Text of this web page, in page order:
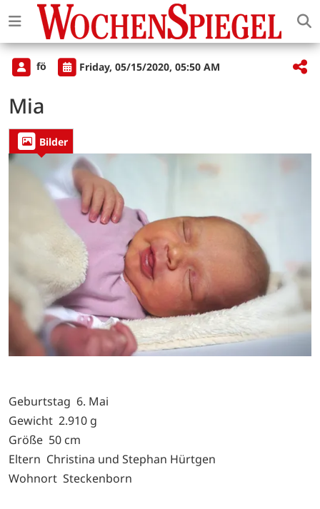
fö Friday, 05/15/2020, 05:50 AM
Mia
Bilder
Geburtstag 6. Mai
Gewicht 2.910 g
Größe 50 cm
Eltern Christina und Stephan Hürtgen
Wohnort Steckenborn